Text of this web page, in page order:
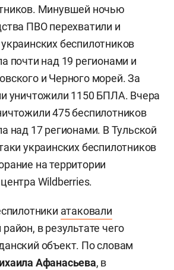
Минувшей ночью
ПВО перехватили и
беспилотников
почти над 19 регионами и
и Черного морей. За
уничтожили 1150 БПЛА. Вчера
475 беспилотников
над 17 регионами. В Тульской
украинских беспилотников
на территории
Wildberries.
атаковали
в результате чего
объект. По словам
Афанасьева, в